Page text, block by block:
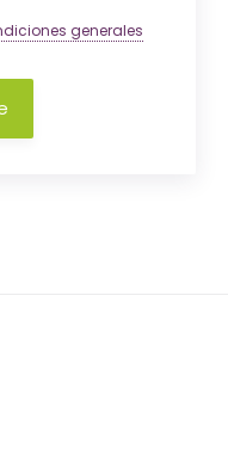
generales